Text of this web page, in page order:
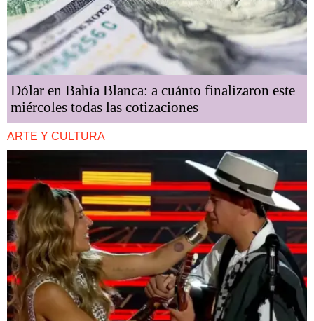
Dólar en Bahía Blanca: a cuánto finalizaron este
miércoles todas las cotizaciones
ARTE Y CULTURA